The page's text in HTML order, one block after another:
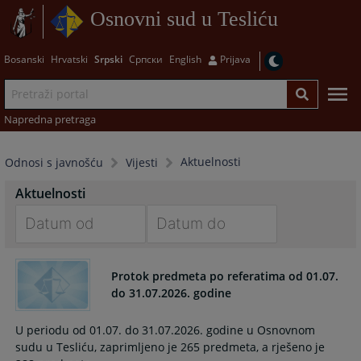
Osnovni sud u Tesliću
Bosanski Hrvatski Srpski Српски English Prijava
Napredna pretraga
Odnosi s javnošću Vijesti Aktuelnosti
Aktuelnosti
forward
interact
the
calendar
forward
to
the
calendar
Protok predmeta po referatima od 01.07.
do 31.07.2026. godine
U periodu od 01.07. do 31.07.2026. godine u Osnovnom
sudu u Tesliću, zaprimljeno je 265 predmeta, a rješeno je